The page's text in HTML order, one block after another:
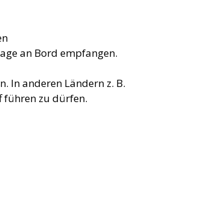
an Bord empfangen.
In anderen Ländern z. B.
führen zu dürfen.